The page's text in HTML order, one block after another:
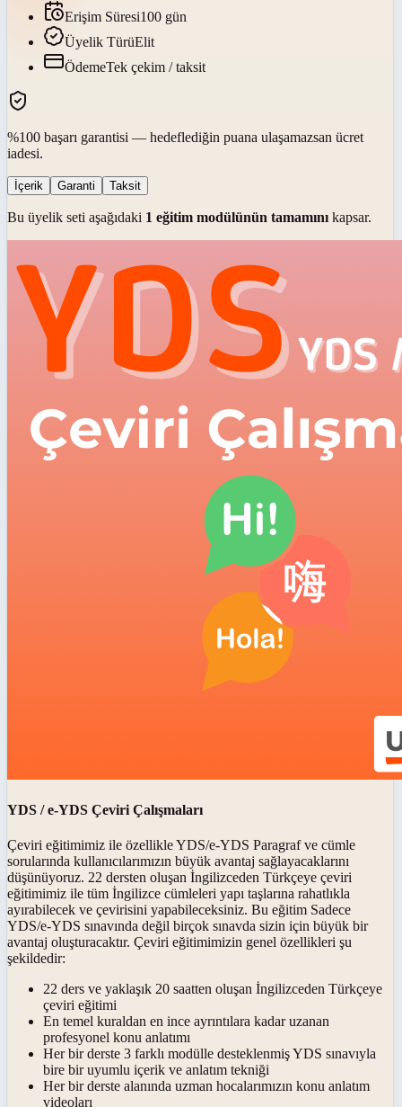
Erişim Süresi100 gün
Üyelik TürüElit
ÖdemeTek çekim / taksit
%100 başarı garantisi — hedeflediğin puana ulaşamazsan ücret
iadesi.
İçerik Garanti Taksit
Bu üyelik seti aşağıdaki 1 eğitim modülünün tamamını kapsar.
YDS / e-YDS Çeviri Çalışmaları
Çeviri eğitimimiz ile özellikle YDS/e-YDS Paragraf ve cümle
sorularında kullanıcılarımızın büyük avantaj sağlayacaklarını
düşünüyoruz. 22 dersten oluşan İngilizceden Türkçeye çeviri
eğitimimiz ile tüm İngilizce cümleleri yapı taşlarına rahatlıkla
ayırabilecek ve çevirisini yapabileceksiniz. Bu eğitim Sadece
YDS/e-YDS sınavında değil birçok sınavda sizin için büyük bir
avantaj oluşturacaktır. Çeviri eğitimimizin genel özellikleri şu
şekildedir:
22 ders ve yaklaşık 20 saatten oluşan İngilizceden Türkçeye
çeviri eğitimi
En temel kuraldan en ince ayrıntılara kadar uzanan
profesyonel konu anlatımı
Her bir derste 3 farklı modülle desteklenmiş YDS sınavıyla
bire bir uyumlu içerik ve anlatım tekniği
Her bir derste alanında uzman hocalarımızın konu anlatım
videoları